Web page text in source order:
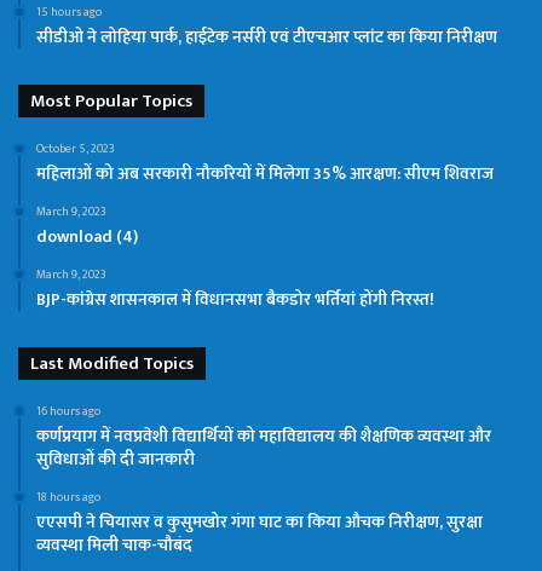
15 hours ago
सीडीओ ने लोहिया पार्क, हाईटेक नर्सरी एवं टीएचआर प्लांट का किया निरीक्षण
Most Popular Topics
October 5, 2023
महिलाओं को अब सरकारी नौकरियों में मिलेगा 35% आरक्षण: सीएम शिवराज
March 9, 2023
download (4)
March 9, 2023
BJP-कांग्रेस शासनकाल में विधानसभा बैकडोर भर्तियां होंगी निरस्त!
Last Modified Topics
16 hours ago
कर्णप्रयाग में नवप्रवेशी विद्यार्थियों को महाविद्यालय की शैक्षणिक व्यवस्था और
सुविधाओं की दी जानकारी
18 hours ago
एएसपी ने चियासर व कुसुमखोर गंगा घाट का किया औचक निरीक्षण, सुरक्षा
व्यवस्था मिली चाक-चौबंद